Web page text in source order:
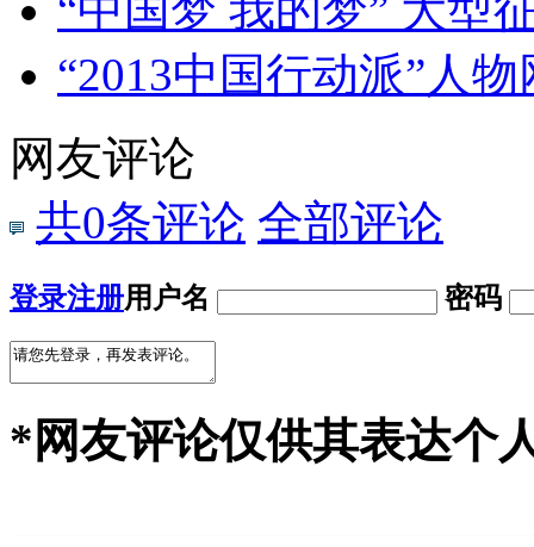
“中国梦 我的梦” 大型
“2013中国行动派”人
网友评论
共0条评论 全部评论
登录注册用户名 密码
*网友评论仅供其表达个